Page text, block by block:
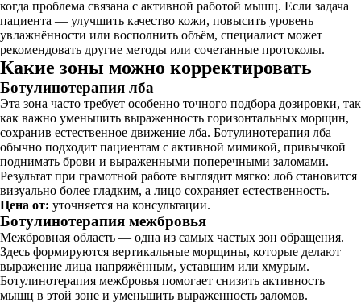
когда проблема связана с активной работой мышц. Если задача
пациента — улучшить качество кожи, повысить уровень
увлажнённости или восполнить объём, специалист может
рекомендовать другие методы или сочетанные протоколы.
Какие зоны можно корректировать
Ботулинотерапия лба
Эта зона часто требует особенно точного подбора дозировки, так
как важно уменьшить выраженность горизонтальных морщин,
сохранив естественное движение лба. Ботулинотерапия лба
обычно подходит пациентам с активной мимикой, привычкой
поднимать брови и выраженными поперечными заломами.
Результат при грамотной работе выглядит мягко: лоб становится
визуально более гладким, а лицо сохраняет естественность.
Цена от: уточняется на консультации.
Ботулинотерапия межбровья
Межбровная область — одна из самых частых зон обращения.
Здесь формируются вертикальные морщины, которые делают
выражение лица напряжённым, уставшим или хмурым.
Ботулинотерапия межбровья помогает снизить активность
мышц в этой зоне и уменьшить выраженность заломов.